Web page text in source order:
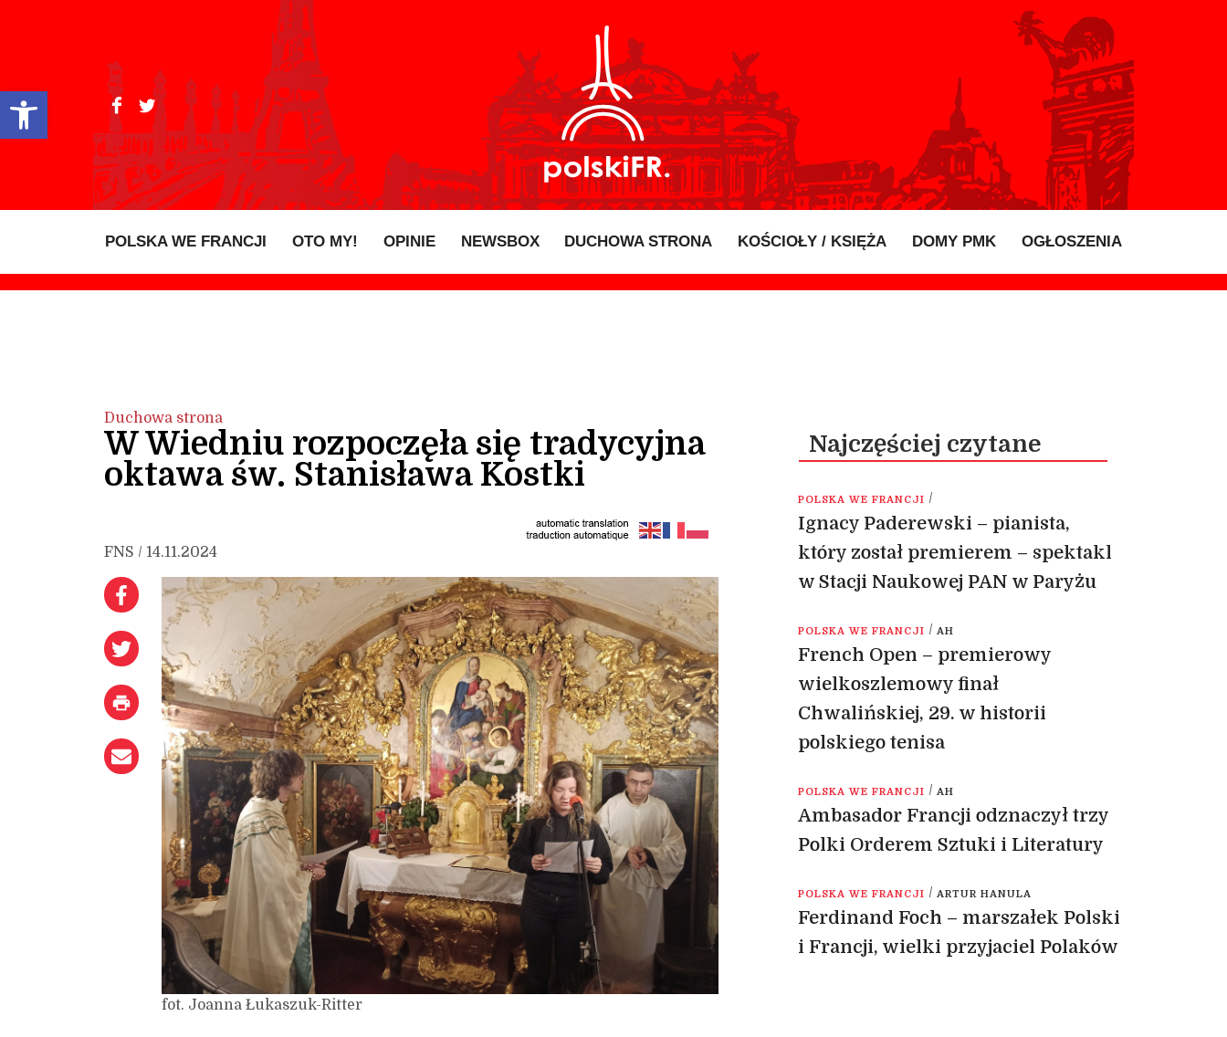
Open toolbar
POLSKA WE FRANCJI OTO MY! OPINIE NEWSBOX DUCHOWA STRONA KOŚCIOŁY / KSIĘŻA DOMY PMK OGŁOSZENIA
Duchowa strona
W Wiedniu rozpoczęła się tradycyjna
oktawa św. Stanisława Kostki
FNS / 14.11.2024
fot. Joanna Łukaszuk-Ritter
Najczęściej czytane
POLSKA WE FRANCJI /
Ignacy Paderewski – pianista,
który został premierem – spektakl
w Stacji Naukowej PAN w Paryżu
POLSKA WE FRANCJI / AH
French Open – premierowy
wielkoszlemowy finał
Chwalińskiej, 29. w historii
polskiego tenisa
POLSKA WE FRANCJI / AH
Ambasador Francji odznaczył trzy
Polki Orderem Sztuki i Literatury
POLSKA WE FRANCJI / ARTUR HANULA
Ferdinand Foch – marszałek Polski
i Francji, wielki przyjaciel Polaków